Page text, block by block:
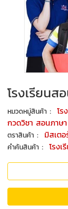
โรงเรียน
หมวดหมู่สินค้า : โร
กวดวิชา สอนภาษา
ตราสินค้า : มิสเต
คำค้นสินค้า : โรง